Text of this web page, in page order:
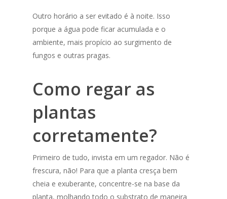
Outro horário a ser evitado é à noite. Isso
porque a água pode ficar acumulada e o
ambiente, mais propício ao surgimento de
fungos e outras pragas.
Como regar as
plantas
corretamente?
Primeiro de tudo, invista em um regador. Não é
frescura, não! Para que a planta cresça bem
cheia e exuberante, concentre-se na base da
planta, molhando todo o substrato de maneira